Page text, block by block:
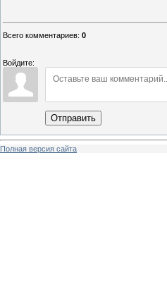
Всего комментариев: 0
Войдите:
Отправить
Полная версия сайта